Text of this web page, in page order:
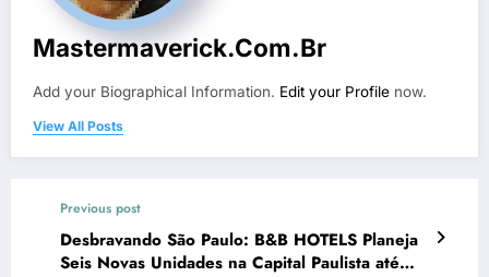
Mastermaverick.com.br
Add your Biographical Information. Edit your Profile now.
View All Posts
Previous post
Desbravando São Paulo: B&B HOTELS Planeja
Seis Novas Unidades na Capital Paulista até